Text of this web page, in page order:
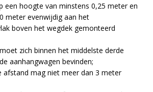
een hoogte van minstens 0,25 meter en
meter evenwijdig aan het
boven het wegdek gemonteerd
zich binnen het middelste derde
aanhangwagen bevinden;
afstand mag niet meer dan 3 meter